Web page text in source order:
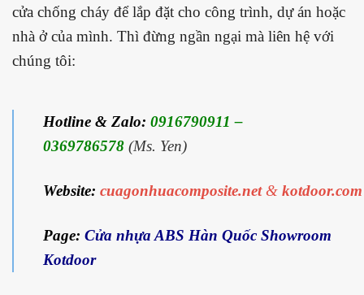
cửa chống cháy để lắp đặt cho công trình, dự án hoặc
nhà ở của mình. Thì đừng ngần ngại mà liên hệ với
chúng tôi:
Hotline & Zalo: 0916790911 –
0369786578 (Ms. Yen)
Website: cuagonhuacomposite.net& kotdoor.com
Page: Cửa nhựa ABS Hàn Quốc Showroom
Kotdoor